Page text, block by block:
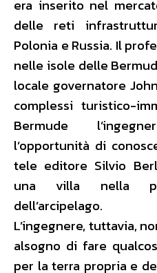
era inserito nel
delle reti
Polonia e Russia. Il
nelle isole delle
locale governatore
complessi turistico-
Bermude
l’opportunità di
tele editore Silvio
una villa nella
dell’arcipelago.
L’ingegnere, tuttavia,
alsogno di fare
per la terra propria e